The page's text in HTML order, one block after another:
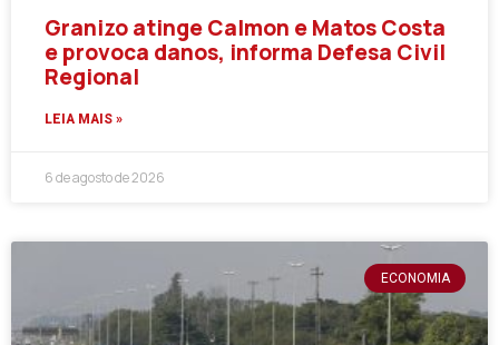
Granizo atinge Calmon e Matos Costa
e provoca danos, informa Defesa Civil
Regional
LEIA MAIS »
6 de agosto de 2026
ECONOMIA